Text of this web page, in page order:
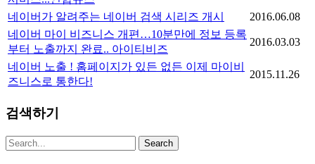
네이버가 알려주는 네이버 검색 시리즈 개시
2016.06.08
네이버 마이 비즈니스 개편…10분만에 정보 등록
부터 노출까지 완료.. 아이티비즈
2016.03.03
네이버 노출 ! 홈페이지가 있든 없든 이제 마이비
즈니스로 통한다!
2015.11.26
검색하기